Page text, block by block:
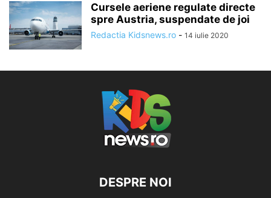
Cursele aeriene regulate directe
spre Austria, suspendate de joi
Redactia Kidsnews.ro - 14 iulie 2020
DESPRE NOI